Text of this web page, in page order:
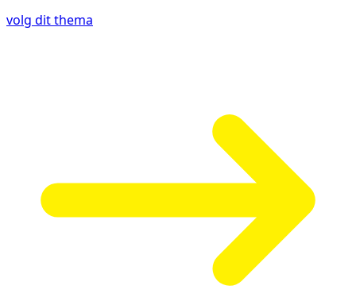
volg dit thema